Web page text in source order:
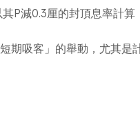
P減0.3厘的封頂息率計
吸客」的舉動，尤其